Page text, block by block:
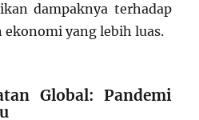
dampaknya terhadap
ekonomi yang lebih luas.
Global: Pandemi